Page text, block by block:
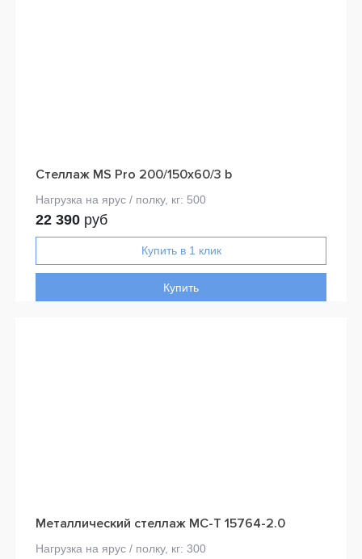
Стеллаж MS Pro 200/150x60/3 b
22 390 руб
Купить
Металлический стеллаж МС-Т 15764-2.0